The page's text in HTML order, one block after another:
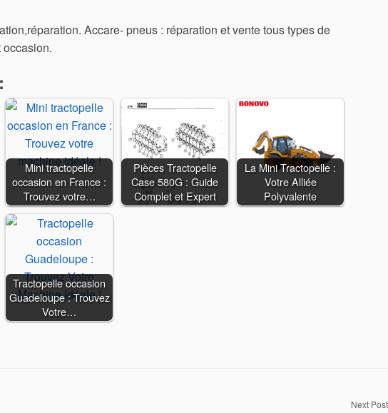
Accare- pneus : réparation et vente tous types de
Mini tractopelle
occasion en France :
Trouvez votre…
Pièces Tractopelle
Case 580G : Guide
Complet et Expert
La Mini Tractopelle :
Votre Alliée
Polyvalente
Tractopelle occasion
Guadeloupe : Trouvez
Votre…
Next Post